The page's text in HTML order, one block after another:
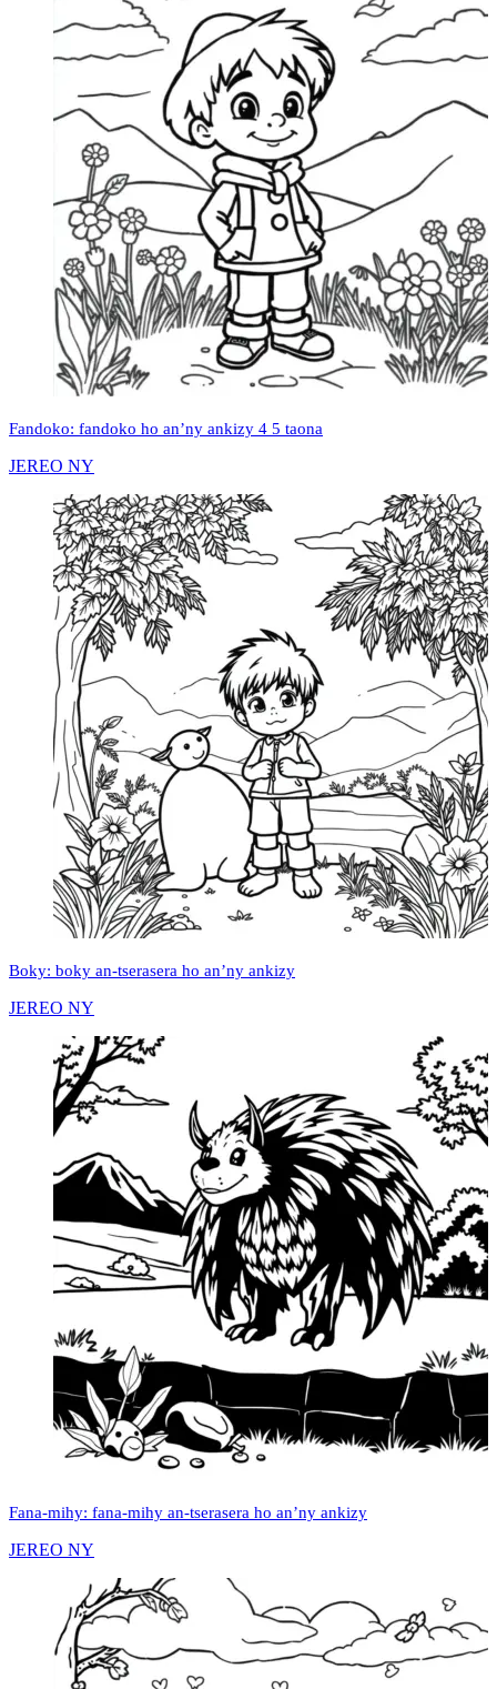
Fandoko: fandoko ho an’ny ankizy 4 5 taona
JEREO NY
Boky: boky an-tserasera ho an’ny ankizy
JEREO NY
Fana-mihy: fana-mihy an-tserasera ho an’ny ankizy
JEREO NY